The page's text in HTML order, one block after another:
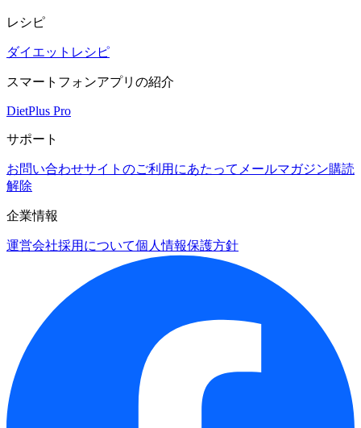
レシピ
ダイエットレシピ
スマートフォンアプリの紹介
DietPlus Pro
サポート
お問い合わせサイトのご利用にあたって メールマガジン購読
解除
企業情報
運営会社採用について個人情報保護方針